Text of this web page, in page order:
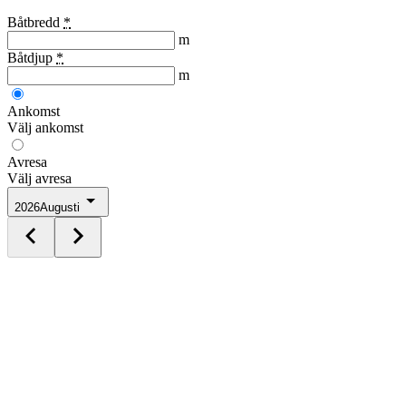
Båtbredd *
m
Båtdjup *
m
Ankomst
Välj ankomst
Avresa
Välj avresa
2026Augusti